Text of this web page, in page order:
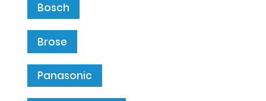
Bosch
Brose
Panasonic